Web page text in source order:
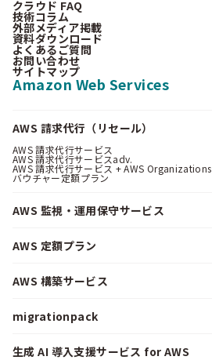
クラウド FAQ
技術コラム
外部メディア掲載
資料ダウンロード
よくあるご質問
お問い合わせ
サイトマップ
Amazon Web Services
AWS 請求代行（リセール）
AWS 請求代行サービス
AWS 請求代行サービスadv.
AWS 請求代行サービス + AWS Organizations
バウチャー定額プラン
AWS 監視・運用保守サービス
AWS 定額プラン
AWS 構築サービス
migrationpack
生成 AI 導入支援サービス for AWS